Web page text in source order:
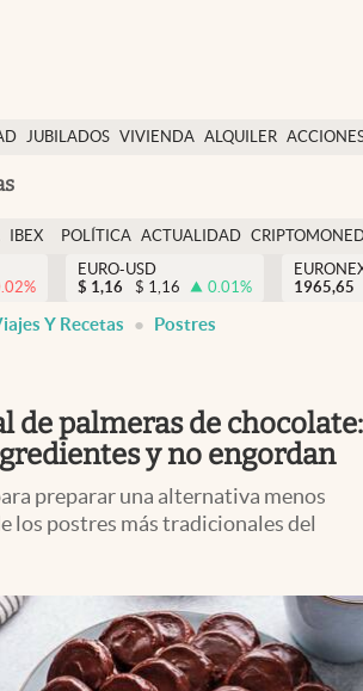
JUBILADOS VIVIENDA ALQUILER
USA
IBEX
EURO
POLÍTICA ACTUALIDAD
%
EURO-USD
$ 1,16 $ 1,16 0.01%
1965,65
Y Recetas Postres
de palmeras de chocolate:
y no engordan
preparar una alternativa menos
los postres más tradicionales del